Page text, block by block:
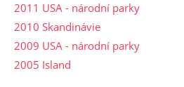
2011 USA - národní parky
2010 Skandinávie
2009 USA - národní parky
2005 Island